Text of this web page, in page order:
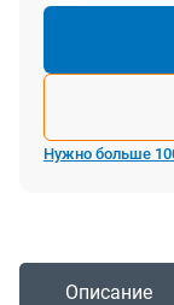
Нужно больше
Описание